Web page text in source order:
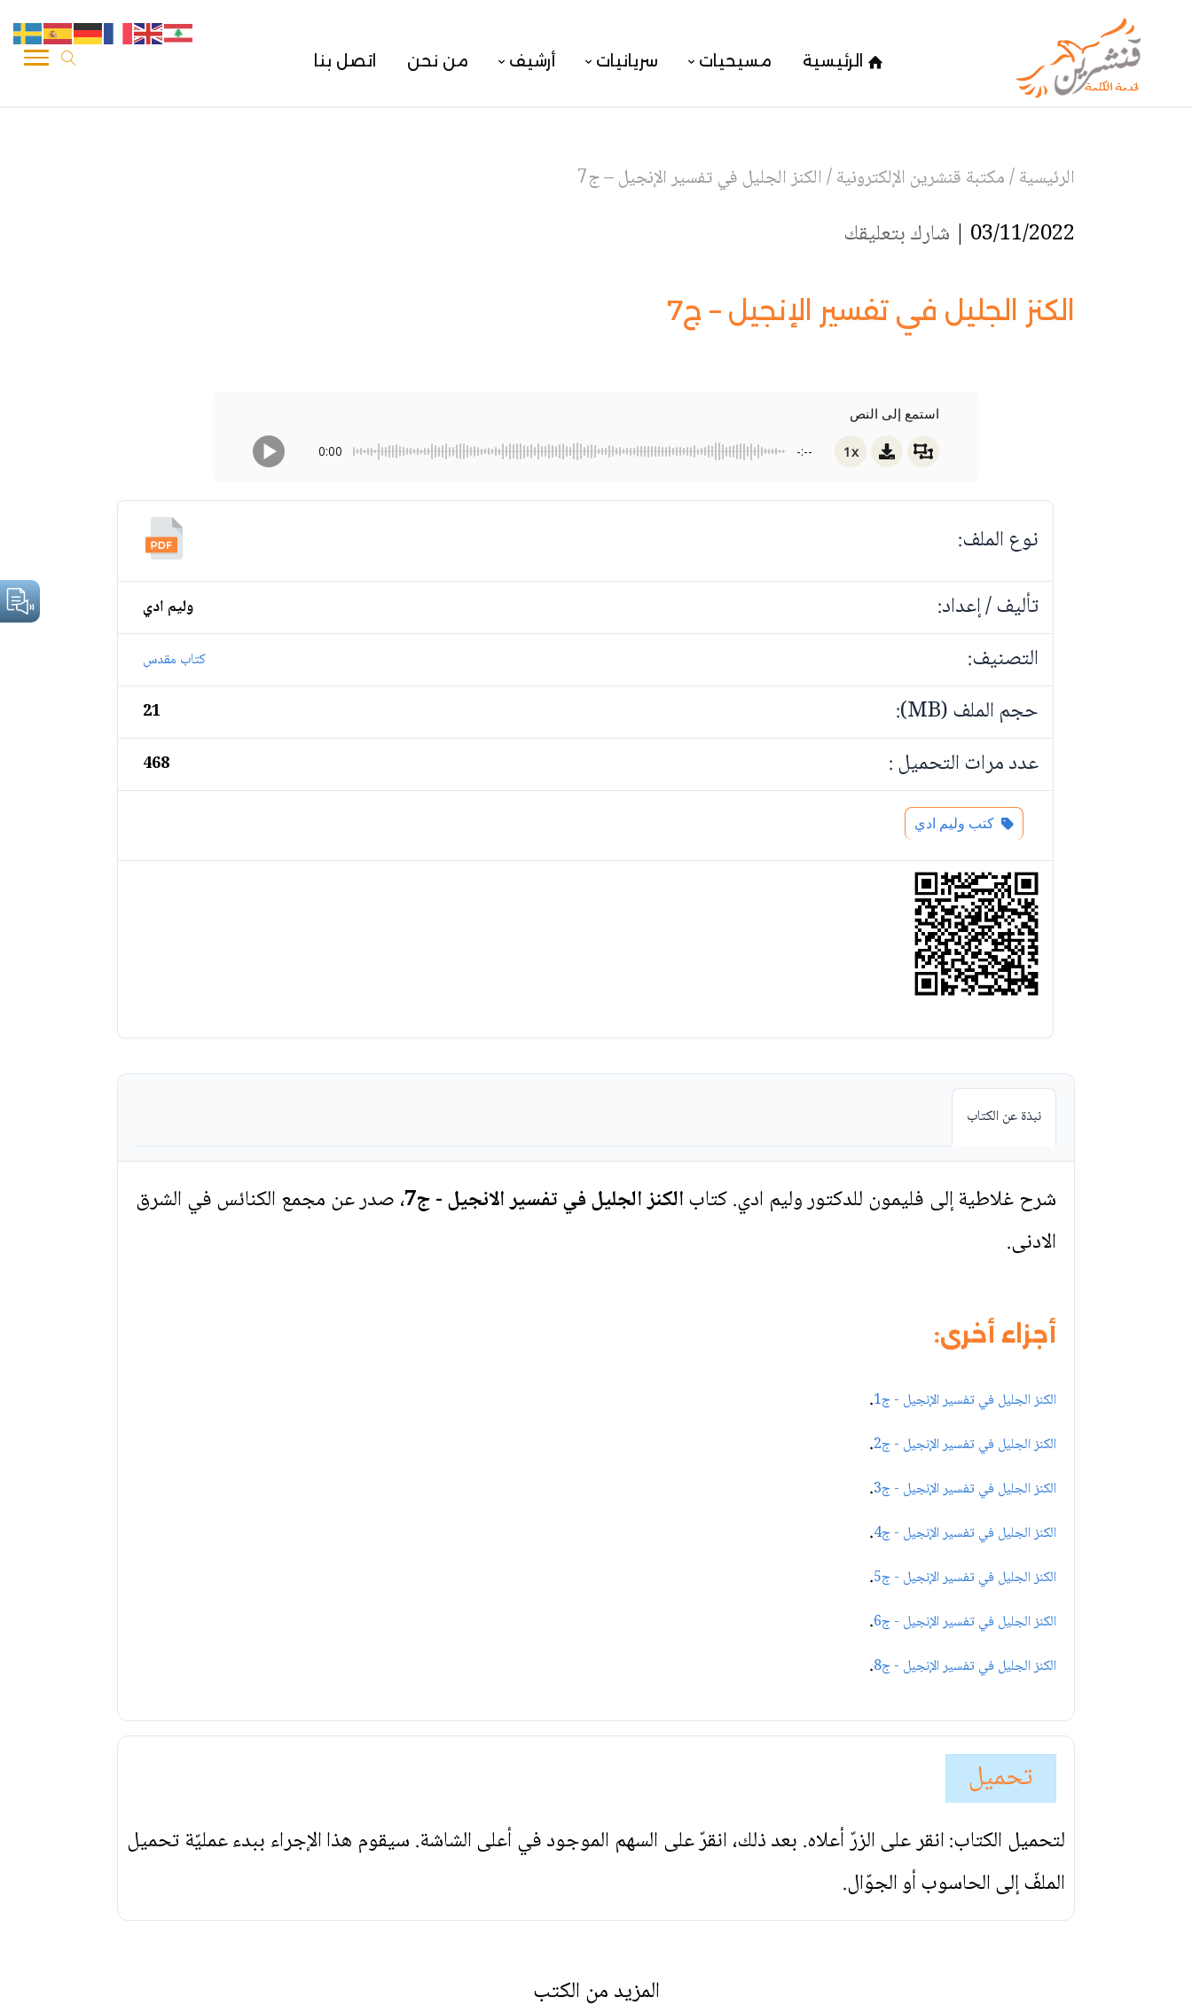
الرئيسية مسيحيات سريانيات أرشيف من نحن اتصل بنا
الرئيسية/مكتبة قنشرين الإلكترونية/الكنز الجليل في تفسير الإنجيل – ج7
03/11/2022 | شارك بتعليقك
الكنز الجليل في تفسير الإنجيل – ج7
استمع إلى النص
0:00 -:-- 1x
نوع الملف:
تأليف / إعداد:
وليم ادي
التصنيف: كتاب مقدس
حجم الملف (MB): 21
عدد مرات التحميل : 468
كتب وليم ادي
نبذة عن الكتاب
شرح غلاطية إلى فليمون للدكتور وليم ادي. كتابالكنز الجليل في تفسير الانجيل - ج7 ، صدر عن مجمع الكنائس في الشرق
الادنى.
أجزاء أخرى:
الكنز الجليل في تفسير الإنجيل - ج1 .
الكنز الجليل في تفسير الإنجيل - ج2 .
الكنز الجليل في تفسير الإنجيل - ج3 .
الكنز الجليل في تفسير الإنجيل - ج4 .
الكنز الجليل في تفسير الإنجيل - ج5 .
الكنز الجليل في تفسير الإنجيل - ج6 .
الكنز الجليل في تفسير الإنجيل - ج8 .
تحميل
لتحميل الكتاب: انقر على الزرّ أعلاه. بعد ذلك، انقرّ على السهم الموجود في أعلى الشاشة. سيقوم هذا الإجراء ببدء عمليّة تحميل
الملفّ إلى الحاسوب أو الجوّال.
المزيد من الكتب